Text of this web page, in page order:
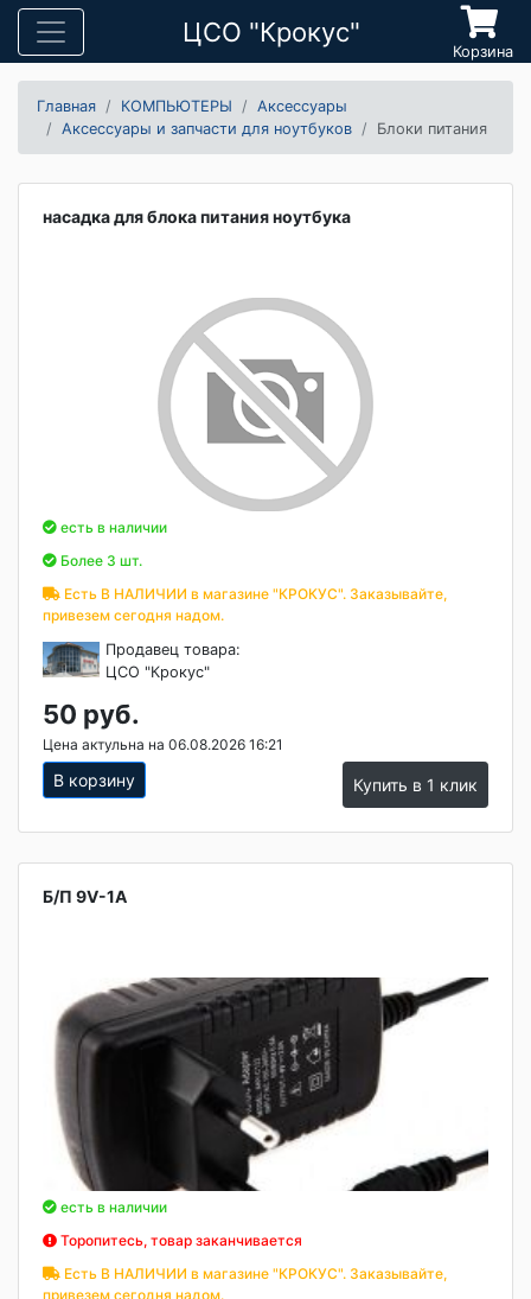
ЦСО "Крокус"
Корзина
Главная КОМПЬЮТЕРЫ
Аксессуары
Аксессуары и запчасти для ноутбуков
Блоки питания
насадка для блока питания ноутбука
есть в наличии
Более 3 шт.
Есть В НАЛИЧИИ в магазине "КРОКУС". Заказывайте,
привезем сегодня надом.
Продавец товара:
ЦСО "Крокус"
50 руб.
Цена актульна на 06.08.2026 16:21
В корзину Купить в 1 клик
Б/П 9V-1A
есть в наличии
Торопитесь, товар заканчивается
Есть В НАЛИЧИИ в магазине "КРОКУС". Заказывайте,
привезем сегодня надом.